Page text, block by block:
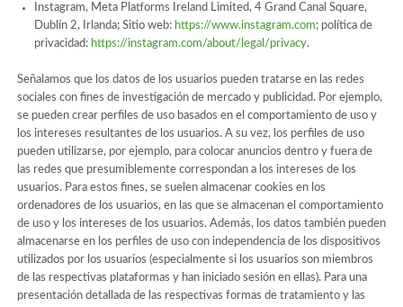
Instagram, Meta Platforms Ireland Limited, 4 Grand Canal Square,
Dublín 2, Irlanda; Sitio web: https://www.instagram.com; política de
privacidad: https://instagram.com/about/legal/privacy.
Señalamos que los datos de los usuarios pueden tratarse en las redes
sociales con fines de investigación de mercado y publicidad. Por ejemplo,
se pueden crear perfiles de uso basados en el comportamiento de uso y
los intereses resultantes de los usuarios. A su vez, los perfiles de uso
pueden utilizarse, por ejemplo, para colocar anuncios dentro y fuera de
las redes que presumiblemente correspondan a los intereses de los
usuarios. Para estos fines, se suelen almacenar cookies en los
ordenadores de los usuarios, en las que se almacenan el comportamiento
de uso y los intereses de los usuarios. Además, los datos también pueden
almacenarse en los perfiles de uso con independencia de los dispositivos
utilizados por los usuarios (especialmente si los usuarios son miembros
de las respectivas plataformas y han iniciado sesión en ellas). Para una
presentación detallada de las respectivas formas de tratamiento y las